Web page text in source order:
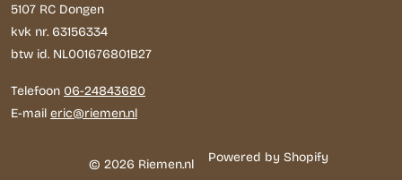
5107 RC Dongen
kvk nr. 63156334
btw id. NL001676801B27
Telefoon 06-24843680
E-mail eric@riemen.nl
© 2026 Riemen.nl Powered by Shopify